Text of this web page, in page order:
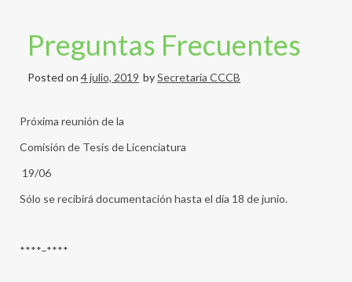
Preguntas Frecuentes
Posted on 4 julio, 2019 bySecretaria CCCB
Próxima reunión de la
Comisión de Tesis de Licenciatura
19/06
Sólo se recibirá documentación hasta el día 18 de junio.
****–****